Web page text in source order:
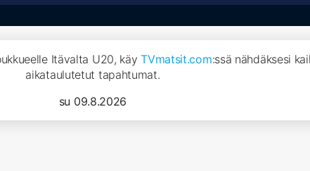
Itävalta U20, käyTVmatsit.com:ssä nähdäksesi
aikataulutetut tapahtumat.
su 09.8.2026